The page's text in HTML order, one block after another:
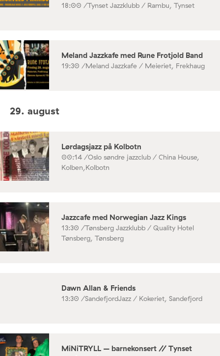
18:00 /Tynset Jazzklubb / Rambu, Tynset
Meland Jazzkafe med Rune Frotjold Band
19:30 /Meland Jazzkafe / Meieriet, Frekhaug
29. august
Lørdagsjazz på Kolbotn
00:14 /Oslo søndre jazzclub / China House,
Kolben,Kolbotn
Jazzcafe med Norwegian Jazz Kings
13:30 /Tønsberg Jazzklubb / Quality Hotel
Tønsberg, Tønsberg
Dawn Allan & Friends
13:30 /SandefjordJazz / Kokeriet, Sandefjord
MiNiTRYLL – barnekonsert // Tynset